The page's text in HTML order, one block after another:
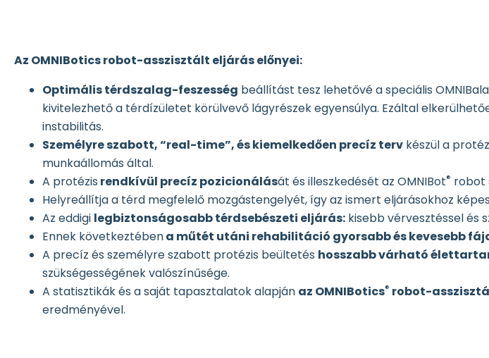
Az OMNIBotics robot-asszisztált eljárás előnyei:
Optimális térdszalag-feszesség beállítást tesz lehetővé a speciális
kivitelezhető a térdízületet körülvevő lágyrészek egyensúlya. Ezáltal
instabilitás.
Személyre szabott, “real-time”, és kiemelkedően precíz terv készül a
munkaállomás által.
A protézis rendkívül precíz pozicionálását és illeszkedését az OMNIBot® robot
Helyreállítja a térd megfelelő mozgástengelyét, így az ismert eljárásokhoz
Az eddigi legbiztonságosabb térdsebészeti eljárás: kisebb vérvesztéssel és
Ennek következtébena műtét utáni rehabilitáció gyorsabb és kevesebb
A precíz és személyre szabott protézis beültetés hosszabb várható
szükségességének valószínűsége.
A statisztikák és a saját tapasztalatok alapján az OMNIBotics® robot-
eredményével.